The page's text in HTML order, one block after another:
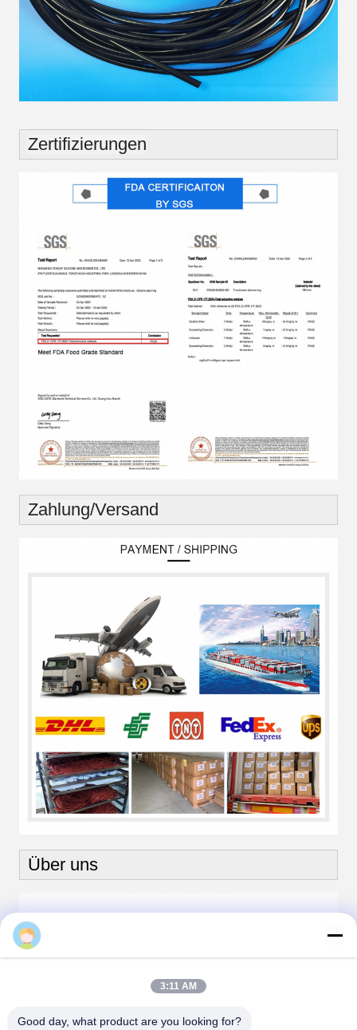
Zertifizierungen
Zahlung/Versand
Über uns
3:11 AM
Good day, what product are you looking for?